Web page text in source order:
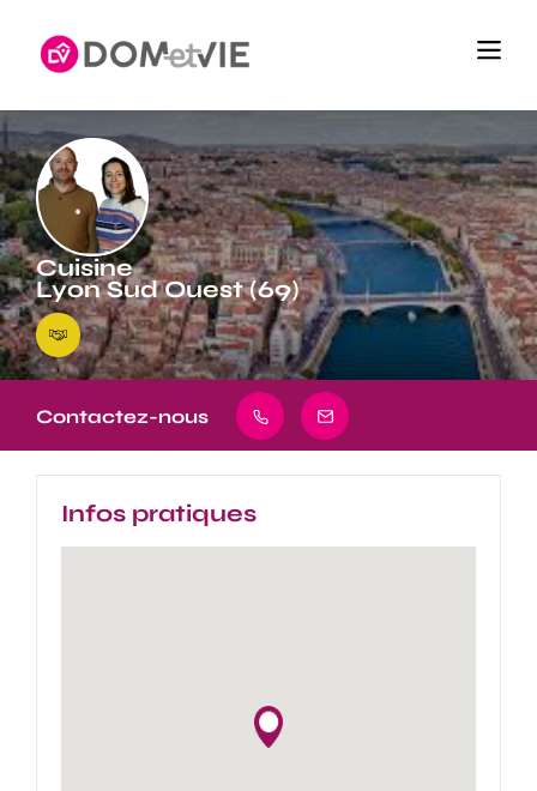
Cuisine
Lyon Sud Ouest (69)
Contactez-nous
Infos pratiques